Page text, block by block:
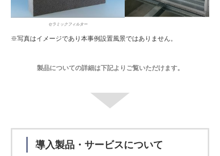
セラミックフィルター
※写真はイメージであり本事例設置風景ではありません。
製品についての詳細は下記よりご覧いただけます。
導入製品・サービスについて